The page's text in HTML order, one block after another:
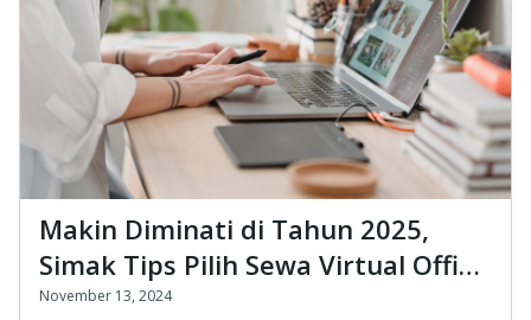
Makin Diminati di Tahun 2025,
Simak Tips Pilih Sewa Virtual Office
yang Tepat!
November 13, 2024